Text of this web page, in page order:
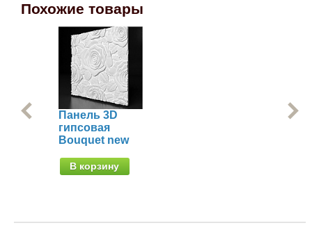
Похожие товары
Панель 3D
гипсовая
Bouquet new
В корзину